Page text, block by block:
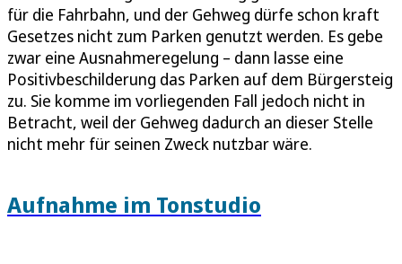
für die Fahrbahn, und der Gehweg dürfe schon kraft
Gesetzes nicht zum Parken genutzt werden. Es gebe
zwar eine Ausnahmeregelung – dann lasse eine
Positivbeschilderung das Parken auf dem Bürgersteig
zu. Sie komme im vorliegenden Fall jedoch nicht in
Betracht, weil der Gehweg dadurch an dieser Stelle
nicht mehr für seinen Zweck nutzbar wäre.
Aufnahme im Tonstudio